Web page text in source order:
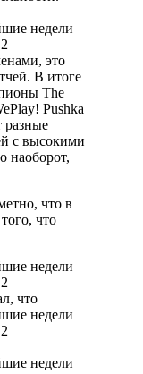
это
В итоге
The
Pushka
разные
с высокими
наоборот,
что в
что
что